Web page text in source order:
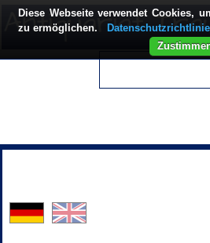
Diese Webseite verwendet Cookies,
zu ermöglichen.
Datenschutzrichtlinie